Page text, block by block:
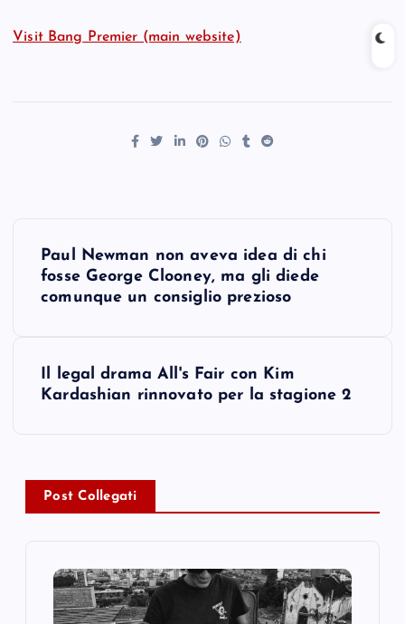
Visit Bang Premier (main website)
v
Paul Newman non aveva idea di chi
fosse George Clooney, ma gli diede
comunque un consiglio prezioso
Il legal drama All's Fair con Kim
Kardashian rinnovato per la stagione 2
Post Collegati